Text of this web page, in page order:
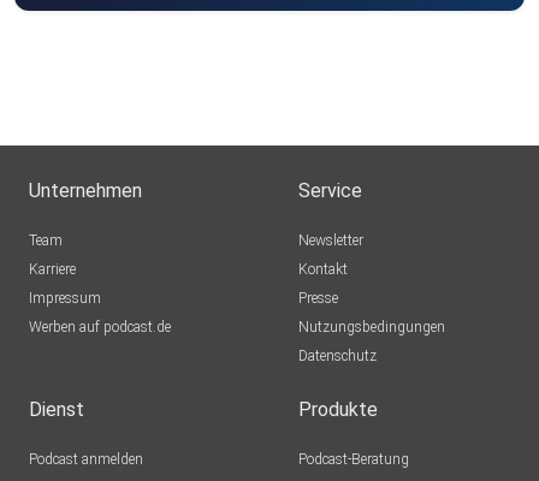
Unternehmen
Team
Karriere
Impressum
Werben auf podcast.de
Service
Newsletter
Kontakt
Presse
Nutzungsbedingungen
Datenschutz
Dienst
Podcast anmelden
Produkte
Podcast-Beratung